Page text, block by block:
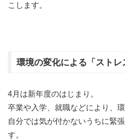
こします。
環境の変化による「ストレ
4月は新年度のはじまり。
卒業や入学、就職などにより、
自分では気が付かないうちに緊
す。